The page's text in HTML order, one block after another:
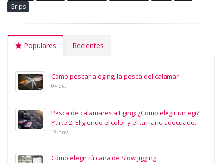
Grips
Populares Recientes
Como pescar a eging, la pesca del calamar
04 oct
Pesca de calamares a Eging: ¿Como elegir un egi?.
Parte 2. Eligiendo el color y el tamaño adecuado.
19 nov
Cómo elegir tú caña de Slow Jigging